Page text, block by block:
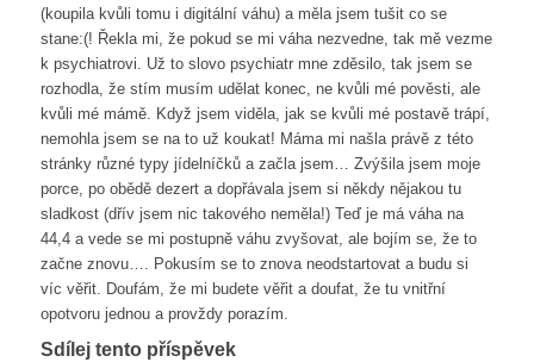
(koupila kvůli tomu i digitální váhu) a měla jsem tušit co se
stane:(! Řekla mi, že pokud se mi váha nezvedne, tak mě vezme
k psychiatrovi. Už to slovo psychiatr mne zděsilo, tak jsem se
rozhodla, že stím musím udělat konec, ne kvůli mé pověsti, ale
kvůli mé mámě. Když jsem viděla, jak se kvůli mé postavě trápí,
nemohla jsem se na to už koukat! Máma mi našla právě z této
stránky různé typy jídelníčků a začla jsem… Zvýšila jsem moje
porce, po obědě dezert a dopřávala jsem si někdy nějakou tu
sladkost (dřív jsem nic takového neměla!) Teď je má váha na
44,4 a vede se mi postupně váhu zvyšovat, ale bojím se, že to
začne znovu…. Pokusím se to znova neodstartovat a budu si
víc věřit. Doufám, že mi budete věřit a doufat, že tu vnitřní
opotvoru jednou a provždy porazím.
Sdílej tento příspěvek